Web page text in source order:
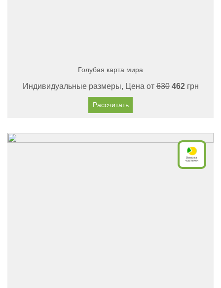
Голубая карта мира
Индивидуальные размеры, Цена от630 462грн
Рассчитать